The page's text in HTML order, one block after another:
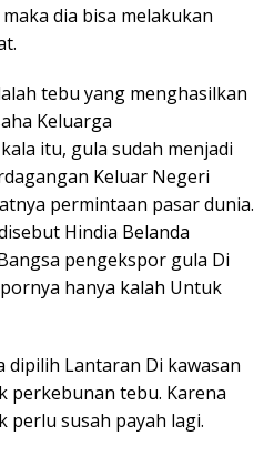
dia bisa melakukan
tebu yang menghasilkan
Keluarga
itu, gula sudah menjadi
Keluar Negeri
permintaan pasar dunia.
Hindia Belanda
pengekspor gula Di
hanya kalah Untuk
dipilih Lantaran Di kawasan
perkebunan tebu. Karena
perlu susah payah lagi.